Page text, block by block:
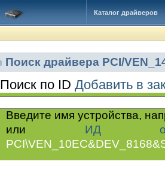
Каталог драйверов
Поиск драйвера PCI/
Поиск по ID Добавить в
Введите имя устройства,
или ИД